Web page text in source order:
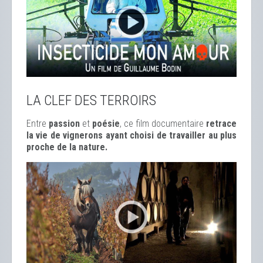
LA CLEF DES TERROIRS
Entre passion et poésie, ce film documentaire retrace
la vie de vignerons ayant choisi de travailler au plus
proche de la nature.